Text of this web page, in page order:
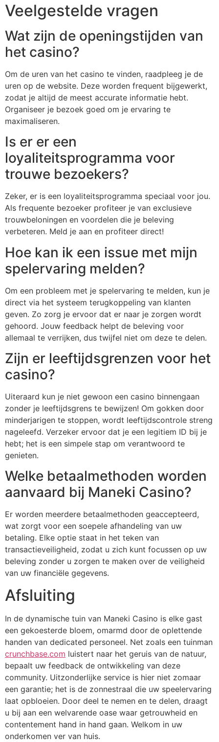
Veelgestelde vragen
Wat zijn de openingstijden van
het casino?
Om de uren van het casino te vinden, raadpleeg je de
uren op de website. Deze worden frequent bijgewerkt,
zodat je altijd de meest accurate informatie hebt.
Organiseer je bezoek goed om je ervaring te
maximaliseren.
Is er er een
loyaliteitsprogramma voor
trouwe bezoekers?
Zeker, er is een loyaliteitsprogramma speciaal voor jou.
Als frequente bezoeker profiteer je van exclusieve
trouwbeloningen en voordelen die je beleving
verbeteren. Meld je aan en profiteer direct!
Hoe kan ik een issue met mijn
spelervaring melden?
Om een probleem met je spelervaring te melden, kun je
direct via het systeem terugkoppeling van klanten
geven. Zo zorg je ervoor dat er naar je zorgen wordt
gehoord. Jouw feedback helpt de beleving voor
allemaal te verrijken, dus twijfel niet om deze te delen.
Zijn er leeftijdsgrenzen voor het
casino?
Uiteraard kun je niet gewoon een casino binnengaan
zonder je leeftijdsgrens te bewijzen! Om gokken door
minderjarigen te stoppen, wordt leeftijdscontrole streng
nageleefd. Verzeker ervoor dat je een legitiem ID bij je
hebt; het is een simpele stap om verantwoord te
genieten.
Welke betaalmethoden worden
aanvaard bij Maneki Casino?
Er worden meerdere betaalmethoden geaccepteerd,
wat zorgt voor een soepele afhandeling van uw
betaling. Elke optie staat in het teken van
transactieveiligheid, zodat u zich kunt focussen op uw
beleving zonder u zorgen te maken over de veiligheid
van uw financiële gegevens.
Afsluiting
In de dynamische tuin van Maneki Casino is elke gast
een gekoesterde bloem, omarmd door de oplettende
handen van dedicated personeel. Net zoals een tuinman
crunchbase.com luistert naar het geruis van de natuur,
bepaalt uw feedback de ontwikkeling van deze
community. Uitzonderlijke service is hier niet zomaar
een garantie; het is de zonnestraal die uw speelervaring
laat opbloeien. Door deel te nemen en te delen, draagt
u bij aan een welvarende oase waar getrouwheid en
contentement hand in hand gaan. Welkom in uw
onderkomen ver van huis.